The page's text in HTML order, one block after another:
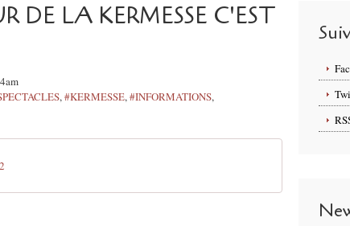
DE LA KERMESSE C'EST
,#KERMESSE,#INFORMATIONS,